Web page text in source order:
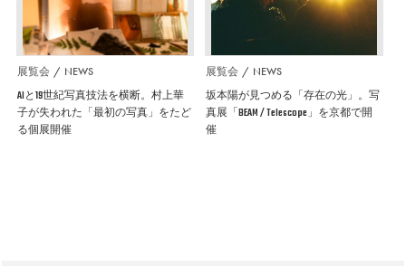
展覧会 NEWS
AIと19世紀写真技法を横断。村上華
子が失われた「最初の写真」をたど
る個展開催
展覧会 NEWS
坂本陽が見つめる「存在の光」。写
真展「BEAM / Telescope」を京都で開
催